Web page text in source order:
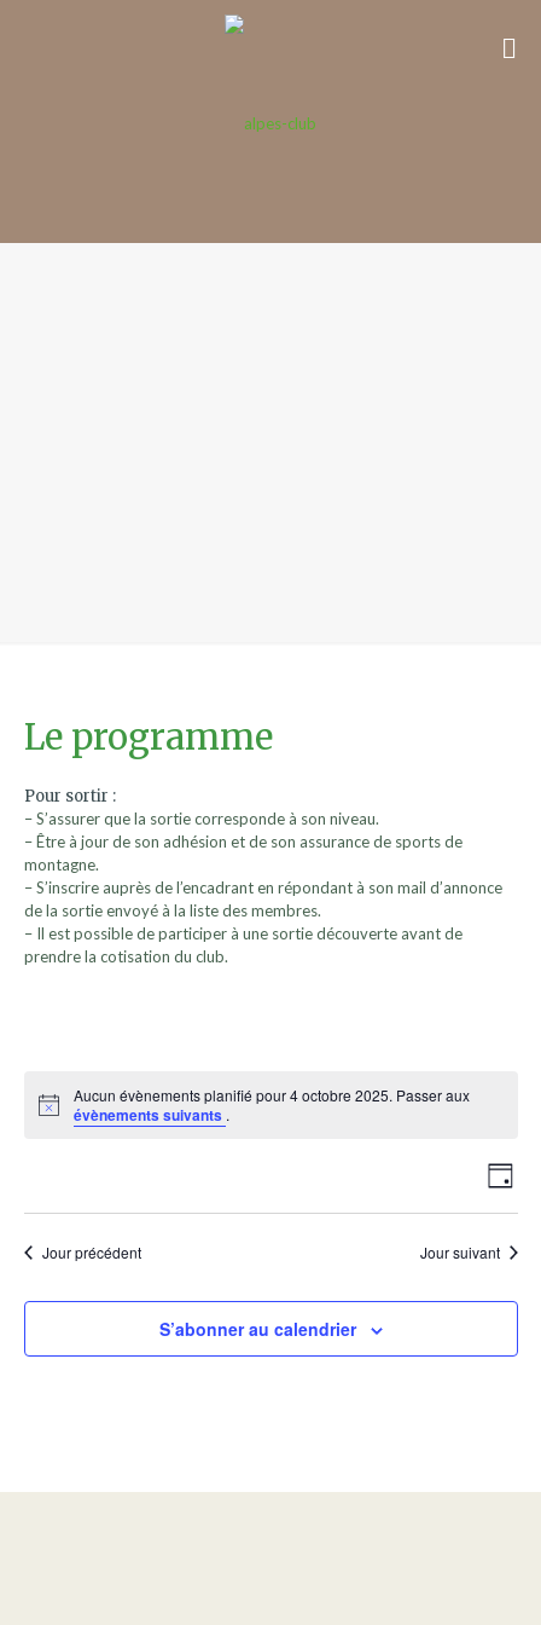
Le programme
Pour sortir :
– S’assurer que la sortie corresponde à son niveau.
– Être à jour de son adhésion et de son assurance de sports de
montagne.
– S’inscrire auprès de l’encadrant en répondant à son mail d’annonce
de la sortie envoyé à la liste des membres.
– Il est possible de participer à une sortie découverte avant de
prendre la cotisation du club.
Notice
Aucun évènements planifié pour 4 octobre 2025. Passer aux
évènements suivants .
par
de
Jour
Jour précédent Jour suivant
S’abonner au calendrier